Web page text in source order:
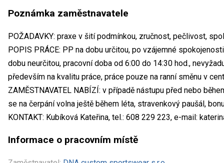
Poznámka zaměstnavatele
POŽADAVKY: praxe v šití podmínkou, zručnost, pečlivost,
POPIS PRÁCE: PP na dobu určitou, po vzájemné
dobu neurčitou, pracovní doba od 6:00 do 14:30 hod.,
především na kvalitu práce, práce pouze na ranní směnu v
ZAMĚSTNAVATEL NABÍZÍ: v případě nástupu před nebo
se na čerpání volna ještě během léta, stravenkový paušál,
KONTAKT: Kubíková Kateřina, tel.: 608 229 223, e-mail:
Informace o pracovním místě